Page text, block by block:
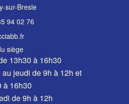
sur-Bresle
94 02 76
siège
13h30 à 16h30
au jeudi de 9h à 12h et
à 16h30
de 9h à 12h